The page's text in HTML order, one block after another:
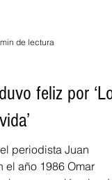
de lectura
feliz por ‘Los
periodista Juan
el año 1986 Omar